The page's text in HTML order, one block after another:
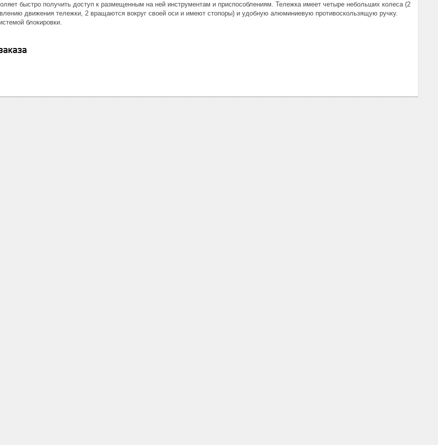
быстро получить доступ к размещенным на ней инструментам и приспособлениям. Тележка имеет четыре небольших колеса (2
движения тележки, 2 вращаются вокруг своей оси и имеют стопоры) и удобную алюминиевую противоскользящую ручку.
блокировки.